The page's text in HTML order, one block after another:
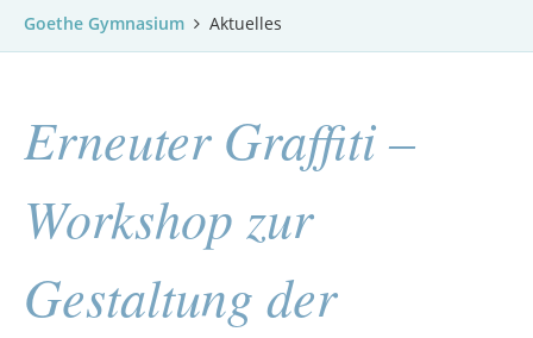
Goethe Gymnasium Aktuelles
Erneuter Graffiti –
Workshop zur
Gestaltung der